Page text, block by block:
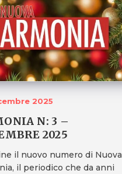
2025
N: 3 –
2025
il nuovo numero di Nuova
il periodico che da anni